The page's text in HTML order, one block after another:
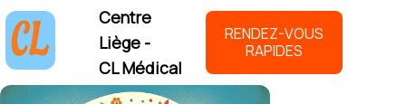
Centre
Liège -
CL Médical
RENDEZ-VOUS
RAPIDES